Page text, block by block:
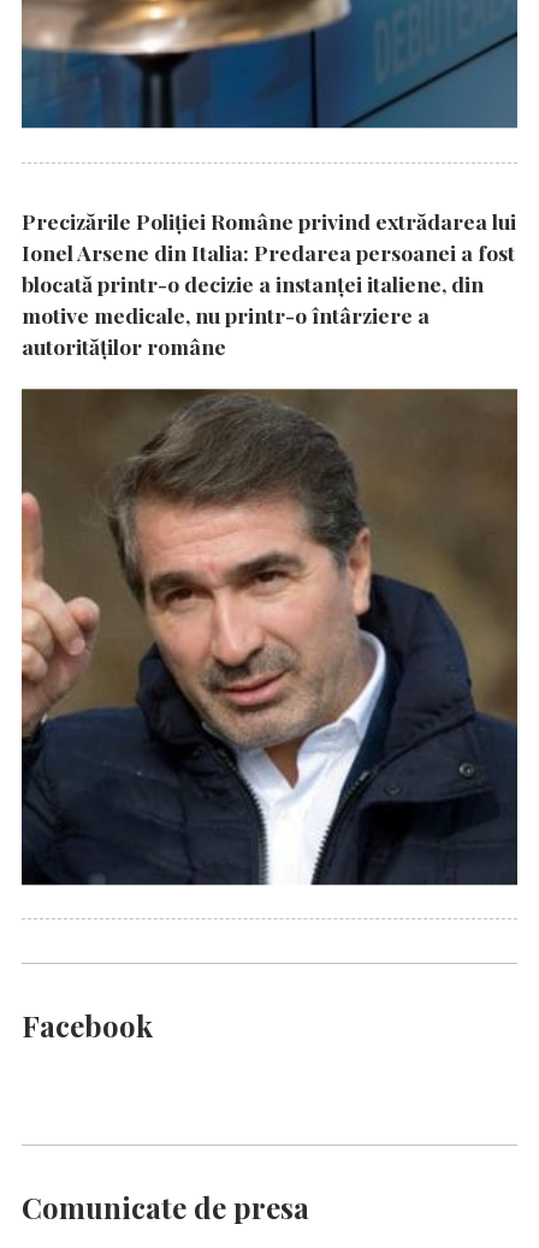
Precizările Poliţiei Române privind extrădarea lui
Ionel Arsene din Italia: Predarea persoanei a fost
blocată printr-o decizie a instanţei italiene, din
motive medicale, nu printr-o întârziere a
autorităţilor române
Facebook
Comunicate de presa